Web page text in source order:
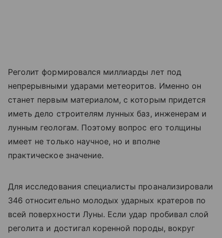
Реголит формировался миллиарды лет под
непрерывными ударами метеоритов. Именно он
станет первым материалом, с которым придется
иметь дело строителям лунных баз, инженерам и
лунным геологам. Поэтому вопрос его толщины
имеет не только научное, но и вполне
практическое значение.
Для исследования специалисты проанализировали
346 относительно молодых ударных кратеров по
всей поверхности Луны. Если удар пробивал слой
реголита и достигал коренной породы, вокруг